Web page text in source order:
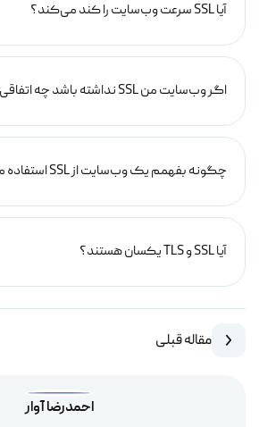
آیا SSL سرعت وب‌سایت را کند می‌کند؟
اگر وب‌سایت من SSL نداشته باشد چه اتفاقی می‌افتد؟
چگونه بفهمم یک وب‌سایت از SSL استفاده می‌کند؟
آیا SSL و TLS یکسان هستند؟
مقاله قبلی
احمدرضا آوار